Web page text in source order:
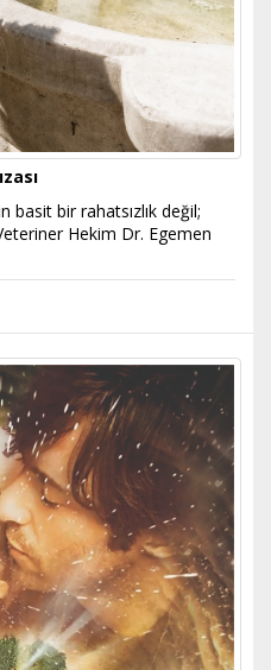
basit bir rahatsızlık değil;
Hekim Dr. Egemen